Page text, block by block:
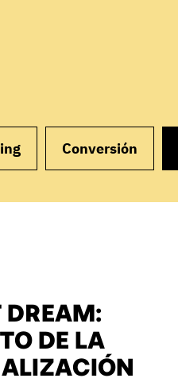
Conversión
DREAM:
DE LA